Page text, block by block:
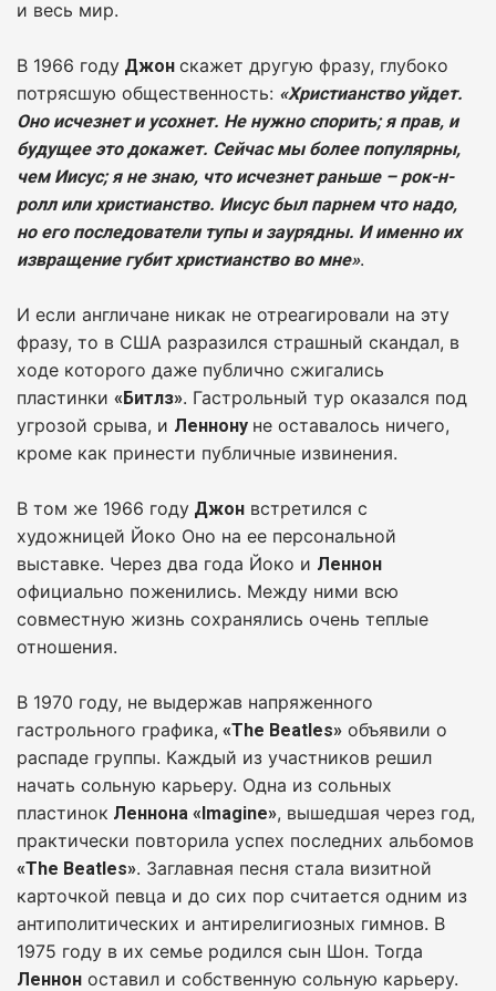
и весь мир.
В 1966 году Джон скажет другую фразу, глубоко
потрясшую общественность: «Христианство уйдет.
Оно исчезнет и усохнет. Не нужно спорить; я прав, и
будущее это докажет. Сейчас мы более популярны,
чем Иисус; я не знаю, что исчезнет раньше – рок-н-
ролл или христианство. Иисус был парнем что надо,
но его последователи тупы и заурядны. И именно их
извращение губит христианство во мне».
И если англичане никак не отреагировали на эту
фразу, то в США разразился страшный скандал, в
ходе которого даже публично сжигались
пластинки «Битлз». Гастрольный тур оказался под
угрозой срыва, и Леннону не оставалось ничего,
кроме как принести публичные извинения.
В том же 1966 году Джон встретился с
художницей Йоко Оно на ее персональной
выставке. Через два года Йоко и Леннон
официально поженились. Между ними всю
совместную жизнь сохранялись очень теплые
отношения.
В 1970 году, не выдержав напряженного
гастрольного графика, «The Beatles» объявили о
распаде группы. Каждый из участников решил
начать сольную карьеру. Одна из сольных
пластинок Леннона «Imagine», вышедшая через год,
практически повторила успех последних альбомов
«The Beatles». Заглавная песня стала визитной
карточкой певца и до сих пор считается одним из
антиполитических и антирелигиозных гимнов. В
1975 году в их семье родился сын Шон. Тогда
Леннон оставил и собственную сольную карьеру.